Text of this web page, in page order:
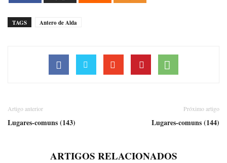
TAGS Antero de Alda
Artigo anterior
Lugares-comuns (143)
Próximo artigo
Lugares-comuns (144)
ARTIGOS RELACIONADOS